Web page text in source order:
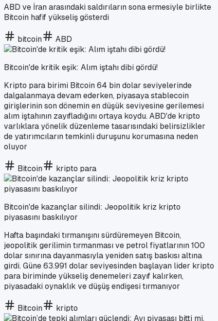
ABD ve İran arasındaki saldırıların sona ermesiyle birlikte
Bitcoin hafif yükseliş gösterdi
bitcoin ABD
Bitcoin'de kritik eşik: Alım iştahı dibi gördü!
Kripto para birimi Bitcoin 64 bin dolar seviyelerinde
dalgalanmaya devam ederken, piyasaya stablecoin
girişlerinin son dönemin en düşük seviyesine gerilemesi
alım iştahının zayıfladığını ortaya koydu. ABD'de kripto
varlıklara yönelik düzenleme tasarısındaki belirsizlikler
de yatırımcıların temkinli duruşunu korumasına neden
oluyor
Bitcoin kripto para
Bitcoin'de kazançlar silindi: Jeopolitik kriz kripto
piyasasını baskılıyor
Hafta başındaki tırmanışını sürdüremeyen Bitcoin,
jeopolitik gerilimin tırmanması ve petrol fiyatlarının 100
dolar sınırına dayanmasıyla yeniden satış baskısı altına
girdi. Güne 63.991 dolar seviyesinden başlayan lider kripto
para biriminde yükseliş denemeleri zayıf kalırken,
piyasadaki oynaklık ve düşüş endişesi tırmanıyor
Bitcoin kripto